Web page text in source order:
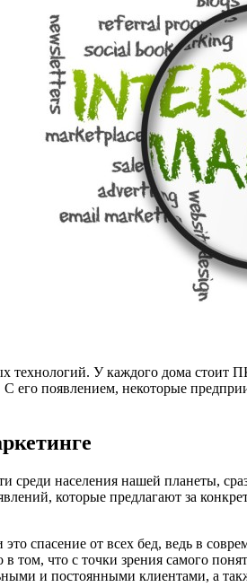
технологий. У каждого дома стоит
его появлением, некоторые
среди населения нашей планеты,
которые предлагают за
спасение от всех бед, ведь в
том, что с точки зрения самого
и постоянными клиентами, а